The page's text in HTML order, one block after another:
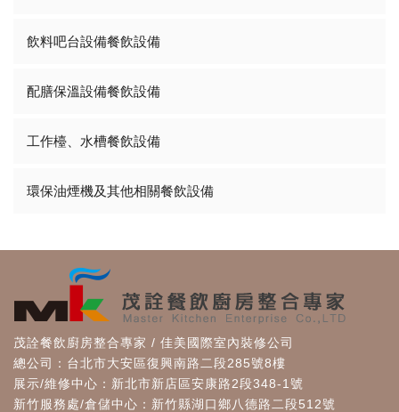
飲料吧台設備餐飲設備
配膳保溫設備餐飲設備
工作檯、水槽餐飲設備
環保油煙機及其他相關餐飲設備
茂詮餐飲廚房整合專家 / 佳美國際室內裝修公司
總公司：台北市大安區復興南路二段285號8樓
展示/維修中心：新北市新店區安康路2段348-1號
新竹服務處/倉儲中心：新竹縣湖口鄉八德路二段512號